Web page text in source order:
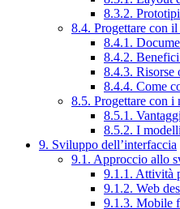
8.3.2.
8.4. Progettare con
8.4.1.
8.4.2.
8.4.3. Risorse
8.4.4. Come
8.5. Progettare con
8.5.1.
8.5.2. I
9. Sviluppo dell’interfaccia
9.1. Approccio allo
9.1.1. Attività
9.1.2. Web
9.1.3. Mobile